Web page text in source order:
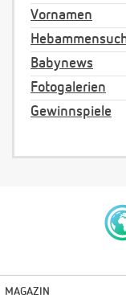
Vornamen
Babynews
Fotogalerien
Gewinnspiele
MAGAZIN